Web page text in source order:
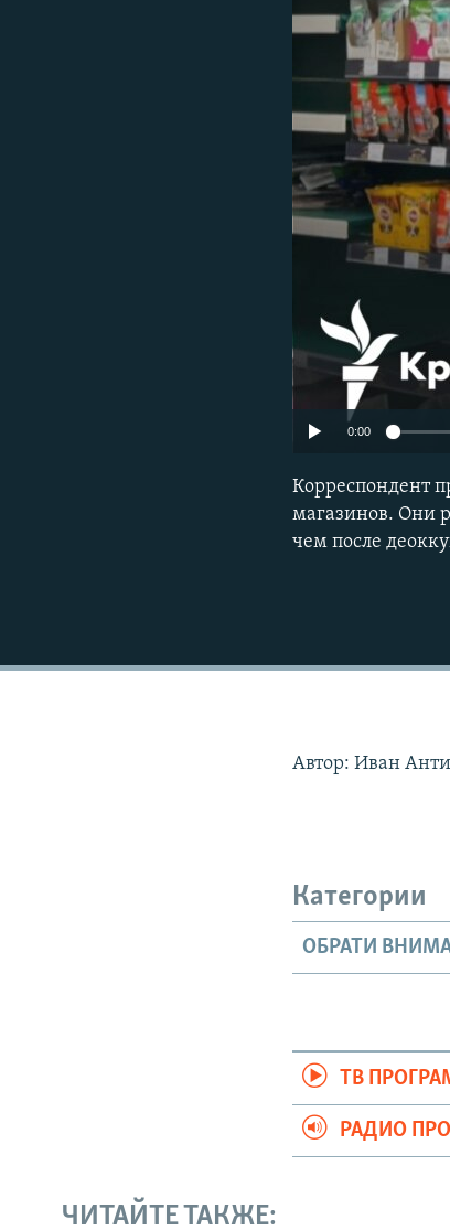
0:00
Корреспондент
магазинов. Они
чем после
Автор: Иван
Категории
ОБРАТИ
ТВ
РАДИО
ЧИТАЙТЕ ТАКЖЕ: